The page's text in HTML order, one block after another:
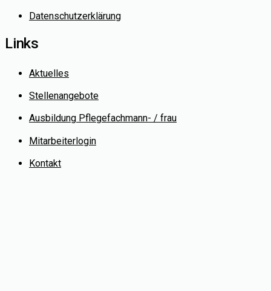
Datenschutzerklärung
Links
Aktuelles
Stellenangebote
Ausbildung Pflegefachmann- / frau
Mitarbeiterlogin
Kontakt